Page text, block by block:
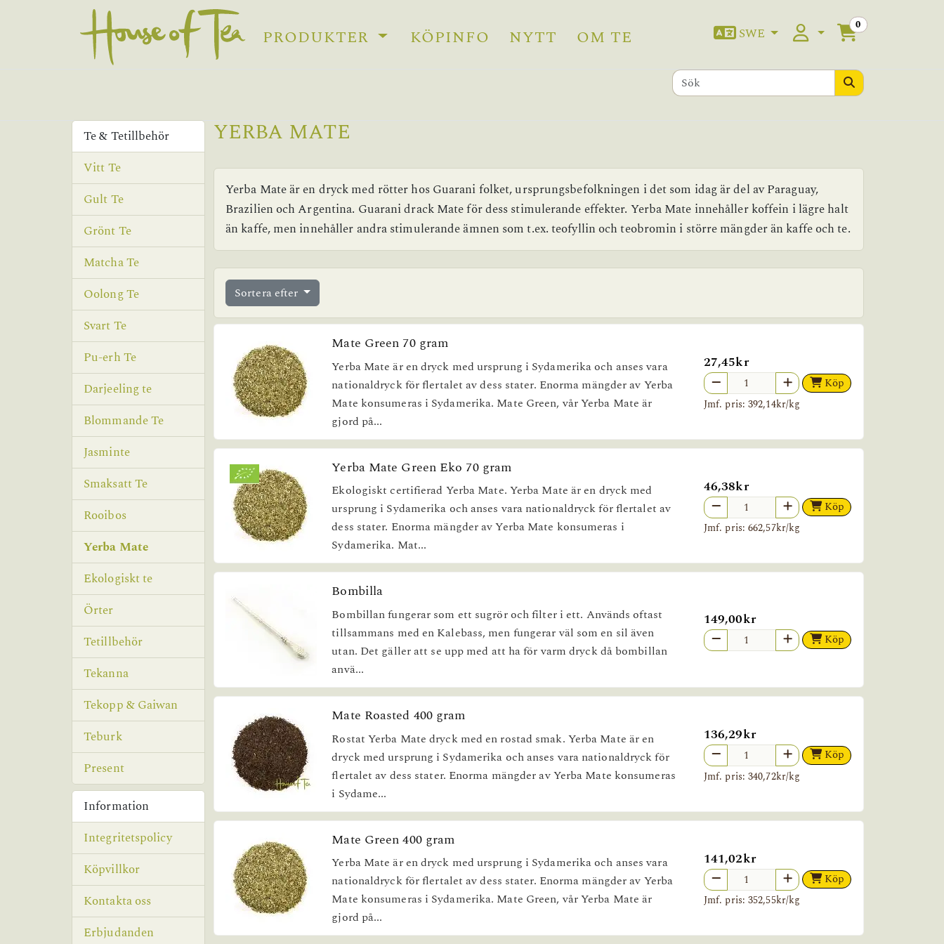
PRODUKTER KÖPINFO NYTT OM TE SWE 0
YERBA MATE
Yerba Mate är en dryck med rötter hos Guarani folket, ursprungsbefolkningen i det som idag är del av Paraguay,
Brazilien och Argentina. Guarani drack Mate för dess stimulerande effekter. Yerba Mate innehåller koffein i lägre halt
än kaffe, men innehåller andra stimulerande ämnen som t.ex. teofyllin och teobromin i större mängder än kaffe och te.
Sortera efter
Mate Green 70 gram
Yerba Mate är en dryck med ursprung i Sydamerika och anses vara
nationaldryck för flertalet av dess stater. Enorma mängder av Yerba
Mate konsumeras i Sydamerika. Mate Green, vår Yerba Mate är
gjord på...
27,45kr
Köp
Jmf. pris: 392,14kr/kg
Yerba Mate Green Eko 70 gram
Ekologiskt certifierad Yerba Mate. Yerba Mate är en dryck med
ursprung i Sydamerika och anses vara nationaldryck för flertalet av
dess stater. Enorma mängder av Yerba Mate konsumeras i
Sydamerika. Mat...
46,38kr
Köp
Jmf. pris: 662,57kr/kg
Bombilla
Bombillan fungerar som ett sugrör och filter i ett. Används oftast
tillsammans med en Kalebass, men fungerar väl som en sil även
utan. Det gäller att se upp med att ha för varm dryck då bombillan
anvä...
149,00kr
Köp
Mate Roasted 400 gram
Rostat Yerba Mate dryck med en rostad smak. Yerba Mate är en
dryck med ursprung i Sydamerika och anses vara nationaldryck för
flertalet av dess stater. Enorma mängder av Yerba Mate konsumeras
i Sydame...
136,29kr
Köp
Jmf. pris: 340,72kr/kg
Mate Green 400 gram
Yerba Mate är en dryck med ursprung i Sydamerika och anses vara
nationaldryck för flertalet av dess stater. Enorma mängder av Yerba
Mate konsumeras i Sydamerika. Mate Green, vår Yerba Mate är
gjord på...
141,02kr
Köp
Jmf. pris: 352,55kr/kg
Te & Tetillbehör
Vitt Te
Gult Te
Grönt Te
Matcha Te
Oolong Te
Svart Te
Pu-erh Te
Darjeeling te
Blommande Te
Jasminte
Smaksatt Te
Rooibos
Yerba Mate
Ekologiskt te
Örter
Tetillbehör
Tekanna
Tekopp & Gaiwan
Teburk
Present
Information
Integritetspolicy
Köpvillkor
Kontakta oss
Erbjudanden